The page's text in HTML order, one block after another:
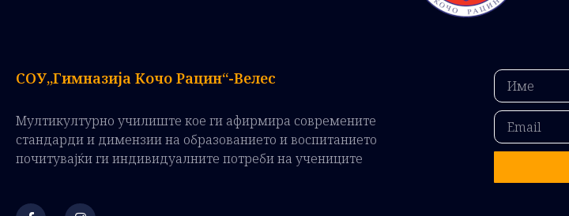
СОУ„Гимназија Кочо Рацин“-Велес
Мултикултурно училиште кое ги афирмира современите
стандарди и димензии на образованието и воспитанието
почитувајќи ги индивидуалните потреби на учениците